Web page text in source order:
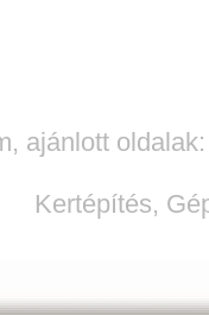
ajánlott
Kertépítés,